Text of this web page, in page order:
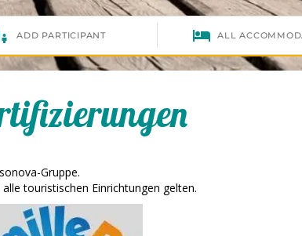
Gruppe.
touristischen Einrichtungen gelten.